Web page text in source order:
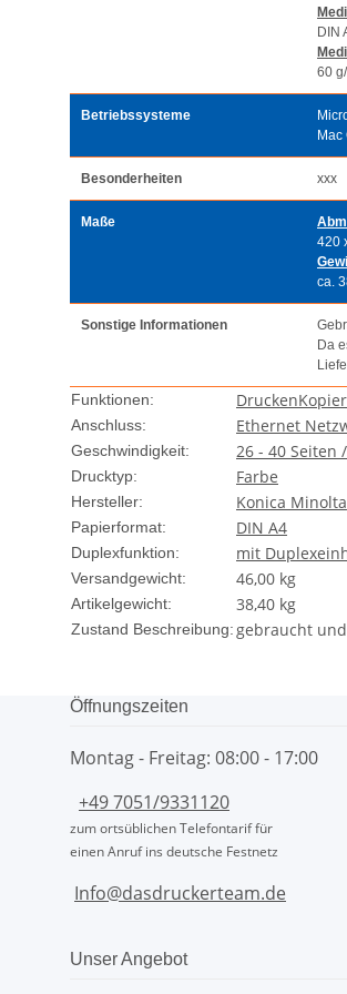
DIN
60
Betriebssysteme
Mac
Besonderheiten xxx
Maße
420
ca.
Sonstige Informationen
Da
Funktionen: Drucken
Anschluss: Ethernet
Geschwindigkeit: 26 - 40 Seiten
Drucktyp: Farbe
Hersteller: Konica Minolta
Papierformat: DIN A4
Duplexfunktion: mit
Versandgewicht: 46,00 kg
Artikelgewicht: 38,40 kg
Zustand Beschreibung:gebraucht
Öffnungszeiten
Montag - Freitag: 08:00 - 17:00
+49 7051/9331120
zum ortsüblichen Telefontarif für
einen Anruf ins deutsche Festnetz
Info@dasdruckerteam.de
Unser Angebot